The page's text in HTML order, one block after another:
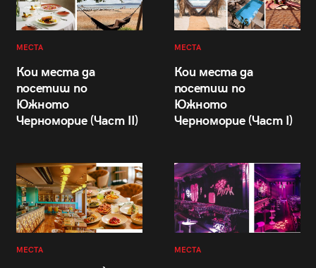
МЕСТА
Кои места да
посетиш по
Южното
Черноморие (Част II)
МЕСТА
Кои места да
посетиш по
Южното
Черноморие (Част I)
МЕСТА МЕСТА